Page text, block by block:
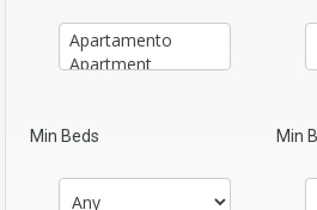
Min Beds Min